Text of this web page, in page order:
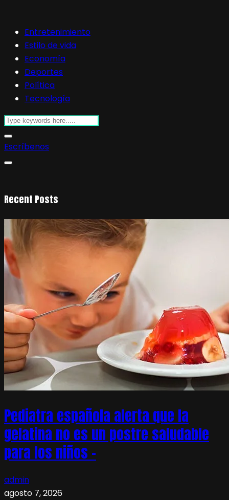
Entretenimiento
Estilo de vida
Economía
Deportes
Política
Tecnología
Escríbenos
Recent Posts
Pediatra española alerta que la
gelatina no es un postre saludable
para los niños –
admin
agosto 7, 2026